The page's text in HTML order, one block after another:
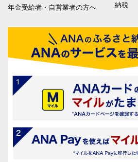
年金受給者・自営業者の方へ
納税